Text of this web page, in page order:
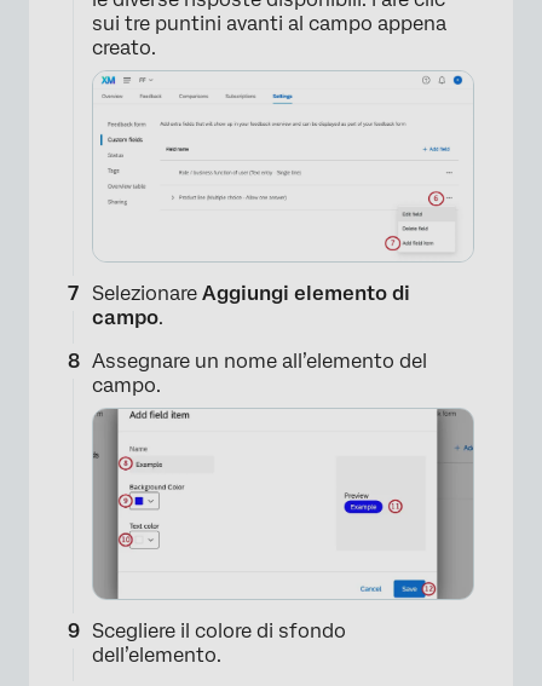
×
sui tre puntini avanti al campo appena
creato.
Selezionare Aggiungi elemento di
campo.
Assegnare un nome all’elemento del
campo.
Scegliere il colore di sfondo
dell’elemento.